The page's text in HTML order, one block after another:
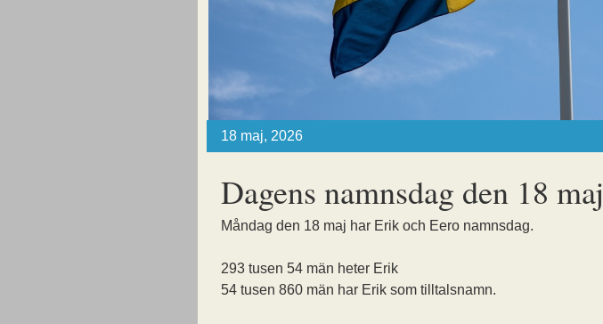
18 maj, 2026
Dagens namnsdag den 18 maj
Måndag den 18 maj har Erik och Eero namnsdag.
293 tusen 54 män heter Erik
54 tusen 860 män har Erik som tilltalsnamn.